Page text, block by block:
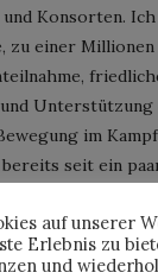
Konsorten. Ich
zu einer
Unterstützung
im
bereits seit ein
getauscht
ich den Aufschrei
auf unserer
Erlebnis zu
und